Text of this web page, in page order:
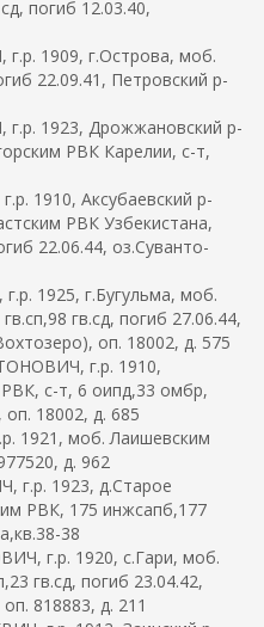
погиб 12.03.40,
1909, г.Острова, моб.
22.09.41, Петровский р-
1923, Дрожжановский р-
РВК Карелии, с-т,
1910, Аксубаевский р-
РВК Узбекистана,
22.06.44, оз.Суванто-
1925, г.Бугульма, моб.
гв.сд, погиб 27.06.44,
оп. 18002, д. 575
г.р. 1910,
с-т, 6 оипд,33 омбр,
оп. 18002, д. 685
1921, моб. Лаишевским
д. 962
1923, д.Старое
РВК, 175 инжсапб,177
38
г.р. 1920, с.Гари, моб.
гв.сд, погиб 23.04.42,
818883, д. 211